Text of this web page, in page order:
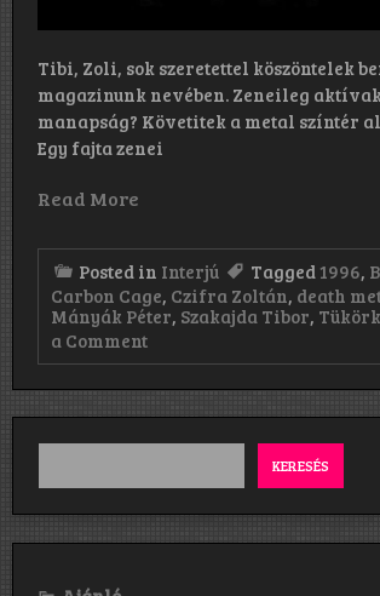
Tibi, Zoli, sok szeretettel köszöntelek
magazinunk nevében. Zeneileg
manapság? Követitek a metal színtér
Egy fajta zenei
Read More
Posted in Interjú Tagged 1996,
Carbon Cage, Czifra Zoltán, death
Mányák Péter, Szakajda Tibor,
a Commenton
„Szó
„tükörkép”
volt
anyag,
meglepetést
KERESÉS